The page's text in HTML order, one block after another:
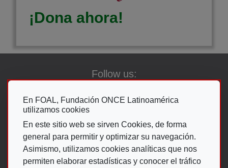
En FOAL, Fundación ONCE Latinoamérica
utilizamos cookies
En este sitio web se sirven Cookies, de forma
general para permitir y optimizar su navegación.
Asimismo, utilizamos cookies analíticas que nos
permiten elaborar estadísticas y conocer el tráfico
¡Dona ahora!
Follow us: